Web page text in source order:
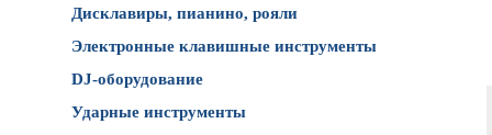
Дисклавиры, пианино, рояли
Электронные клавишные инструменты
DJ-оборудование
Ударные инструменты